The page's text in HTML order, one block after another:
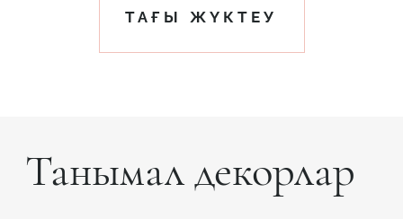
ТАҒЫ ЖҮКТЕУ
Танымал декорлар